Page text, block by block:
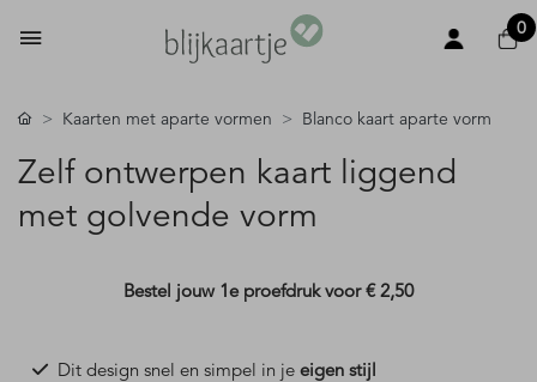
0
Kaarten met aparte vormen Blanco kaart aparte vorm
Zelf ontwerpen kaart liggend
met golvende vorm
Bestel jouw 1e proefdruk voor€ 2,50
Dit design snel en simpel in je eigen stijl